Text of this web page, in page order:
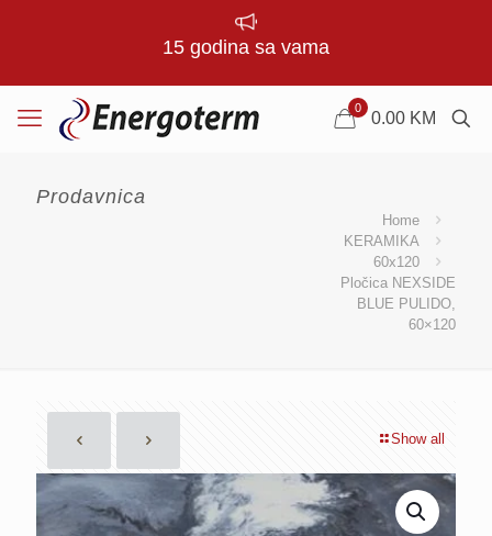
15 godina sa vama
0
0.00 KM
Prodavnica
Home
KERAMIKA
60x120
Pločica NEXSIDE
BLUE PULIDO,
60×120
Show all